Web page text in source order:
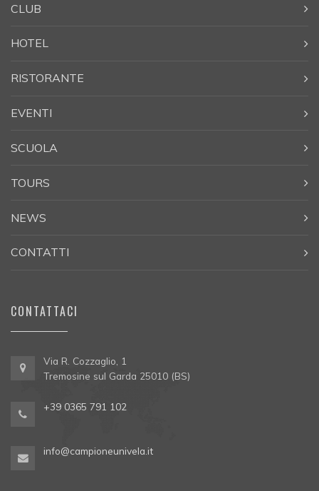
CLUB
HOTEL
RISTORANTE
EVENTI
SCUOLA
TOURS
NEWS
CONTATTI
CONTATTACI
Via R. Cozzaglio, 1
Tremosine sul Garda 25010 (BS)
+39 0365 791 102
info@campioneunivela.it